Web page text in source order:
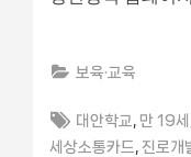
보육·교육
Tags:
대안학교 만 19세
세상소통카드 진로개